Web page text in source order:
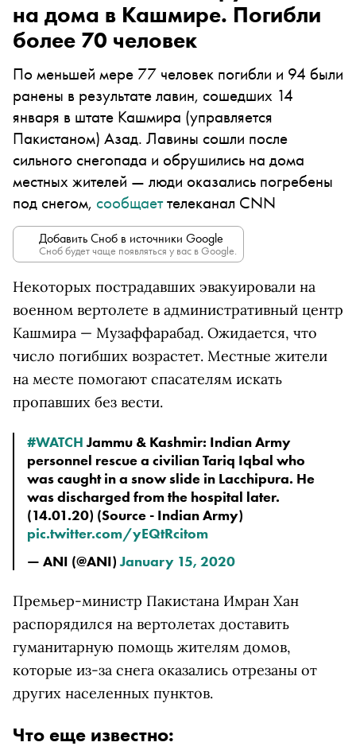
на дома в Кашмире. Погибли
более 70 человек
По меньшей мере 77 человек погибли и 94 были
ранены в результате лавин, сошедших 14
января в штате Кашмира (управляется
Пакистаном) Азад. Лавины сошли после
сильного снегопада и обрушились на дома
местных жителей — люди оказались погребены
под снегом, сообщаеттелеканал CNN
Добавить Сноб в источники Google
Сноб будет чаще появляться у вас в Google.
Некоторых пострадавших эвакуировали на
военном вертолете в административный центр
Кашмира — Музаффарабад. Ожидается, что
число погибших возрастет. Местные жители
на месте помогают спасателям искать
пропавших без вести.
#WATCHJammu & Kashmir: Indian Army
personnel rescue a civilian Tariq Iqbal who
was caught in a snow slide in Lacchipura. He
was discharged from the hospital later.
(14.01.20) (Source - Indian Army)
pic.twitter.com/yEQtRcitom
— ANI (@ANI)January 15, 2020
Премьер-министр Пакистана Имран Хан
распорядился на вертолетах доставить
гуманитарную помощь жителям домов,
которые из-за снега оказались отрезаны от
других населенных пунктов.
Что еще известно: